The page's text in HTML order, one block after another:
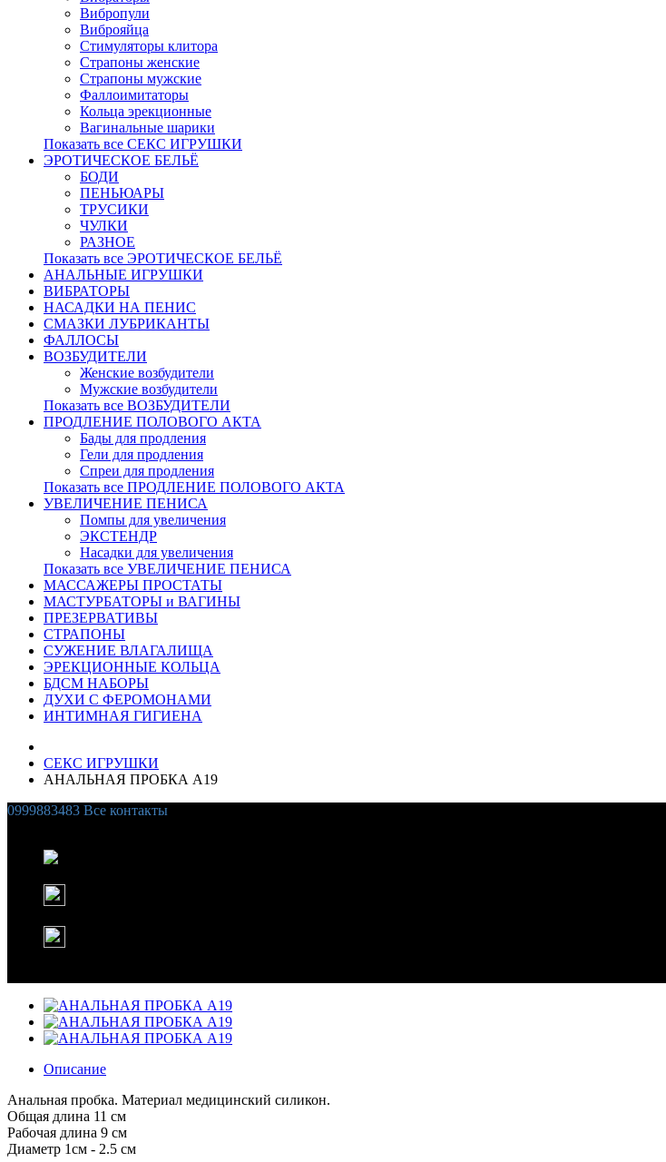
Вибропули
Виброяйца
Стимуляторы клитора
Страпоны женские
Страпоны мужские
Фаллоимитаторы
Кольца эрекционные
Вагинальные шарики
Показать все СЕКС ИГРУШКИ
ЭРОТИЧЕСКОЕ БЕЛЬЁ
БОДИ
ПЕНЬЮАРЫ
ТРУСИКИ
ЧУЛКИ
РАЗНОЕ
Показать все ЭРОТИЧЕСКОЕ БЕЛЬЁ
АНАЛЬНЫЕ ИГРУШКИ
ВИБРАТОРЫ
НАСАДКИ НА ПЕНИС
СМАЗКИ ЛУБРИКАНТЫ
ФАЛЛОСЫ
ВОЗБУДИТЕЛИ
Женские возбудители
Мужские возбудители
Показать все ВОЗБУДИТЕЛИ
ПРОДЛЕНИЕ ПОЛОВОГО АКТА
Бады для продления
Гели для продления
Спреи для продления
Показать все ПРОДЛЕНИЕ ПОЛОВОГО АКТА
УВЕЛИЧЕНИЕ ПЕНИСА
Помпы для увеличения
ЭКСТЕНДР
Насадки для увеличения
Показать все УВЕЛИЧЕНИЕ ПЕНИСА
МАССАЖЕРЫ ПРОСТАТЫ
МАСТУРБАТОРЫ и ВАГИНЫ
ПРЕЗЕРВАТИВЫ
СТРАПОНЫ
СУЖЕНИЕ ВЛАГАЛИЩА
ЭРЕКЦИОННЫЕ КОЛЬЦА
БДСМ НАБОРЫ
ДУХИ С ФЕРОМОНАМИ
ИНТИМНАЯ ГИГИЕНА
СЕКС ИГРУШКИ
АНАЛЬНАЯ ПРОБКА A19
0999883483 Все контакты
Описание
Анальная пробка. Материал медицинский силикон.
Общая длина 11 см
Рабочая длина 9 см
Диаметр 1см - 2.5 см